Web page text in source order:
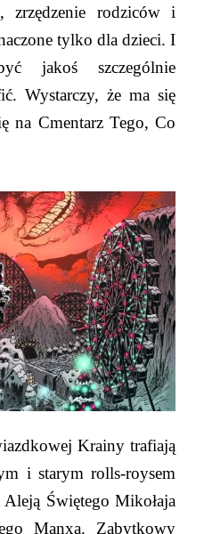
zrzędzenie rodziców i
tylko dla dzieci. I
jakoś szczególnie
Wystarczy, że ma się
na Cmentarz Tego, Co
Krainy trafiają
i starym rolls-roysem
Świętego Mikołaja
Manxa. Zabytkowy